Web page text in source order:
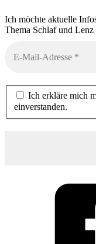
Ich möchte aktuelle
Thema Schlaf und
Ich erkläre mich
einverstanden.